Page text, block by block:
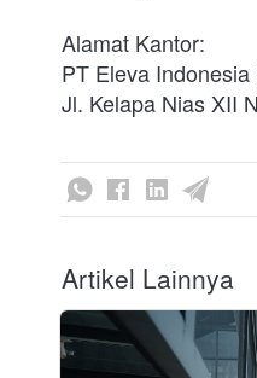
Alamat Kantor:
PT Eleva Indonesia
Jl. Kelapa Nias XII
Artikel Lainnya